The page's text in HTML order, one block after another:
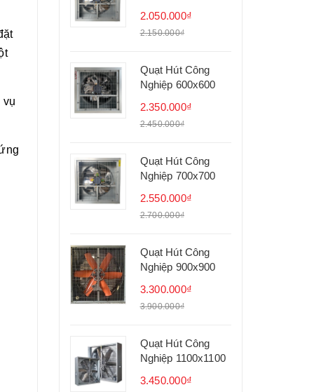
vụ
2.050.000₫
2.150.000₫
Quạt Hút Công
Nghiệp 600x600
2.350.000₫
2.450.000₫
Quạt Hút Công
Nghiệp 700x700
2.550.000₫
2.700.000₫
Quạt Hút Công
Nghiệp 900x900
3.300.000₫
3.900.000₫
Quạt Hút Công
Nghiệp 1100x1100
3.450.000₫